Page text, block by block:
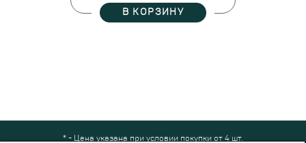
В КОРЗИНУ
* - Цена указана при условии покупки от 4 шт.